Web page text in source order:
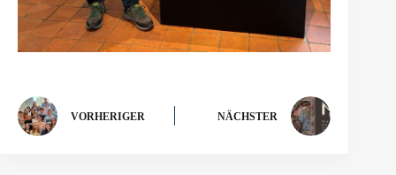
VORHERIGER NÄCHSTER